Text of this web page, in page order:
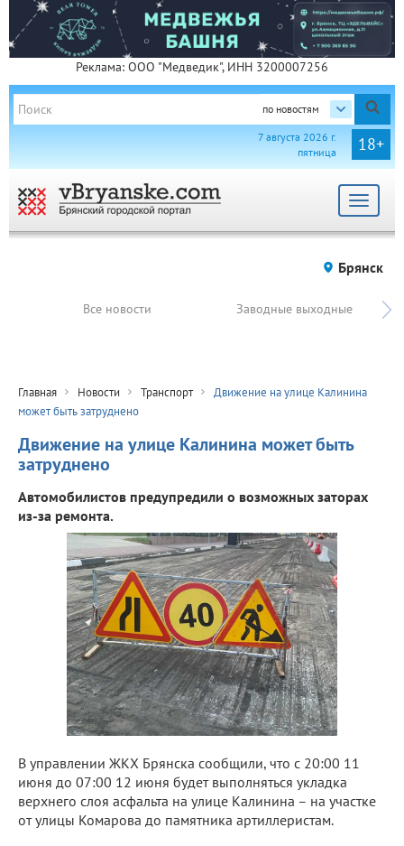
Реклама: ООО "Медведик", ИНН 3200007256
по новостям
18+
7 августа 2026 г.
пятница
Toggle
Брянск
Все новости Заводные выходные
Главная Новости Транспорт
Движение на улице Калинина
может быть затруднено
Движение на улице Калинина может быть
затруднено
Автомобилистов предупредили о возможных заторах
из-за ремонта.
В управлении ЖКХ Брянска сообщили, что с 20:00 11
июня до 07:00 12 июня будет выполняться укладка
верхнего слоя асфальта на улице Калинина – на участке
от улицы Комарова до памятника артиллеристам.